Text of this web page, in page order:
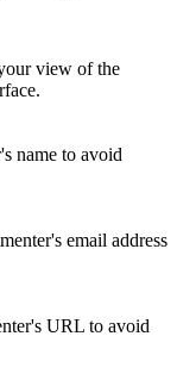
view of the
name to avoid
email address
URL to avoid